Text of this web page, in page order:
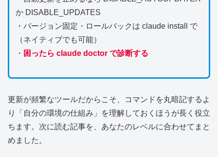
か DISABLE_UPDATES
・バージョン固定・ロールバックは claude install で
（ネイティブでも可能）
・ 困ったら claude doctor で診断する
更新が頻繁なツールだからこそ、コマンドを丸暗記するよ
り「自分の環境の仕組み」を理解しておくほうが長く役立
ちます。次に読む記事を、あなたのレベルに合わせてまと
めました。